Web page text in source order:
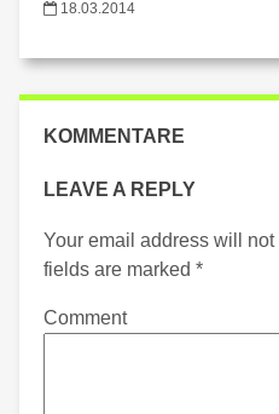
18.03.2014
KOMMENTARE
LEAVE A REPLY
Your email address will
fields are marked *
Comment